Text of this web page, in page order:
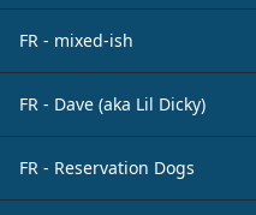
FR - mixed-ish
FR - Dave (aka Lil Dicky)
FR - Reservation Dogs